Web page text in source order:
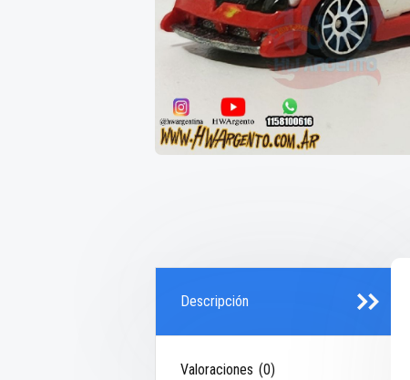
Descripción
Valoraciones (0)